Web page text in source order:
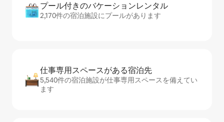
プール付きのバ⁠ケ⁠ー⁠シ⁠ョ⁠ンレ⁠ン⁠タ⁠ル
2,170件の宿泊施設にプールがあります
仕事専用ス⁠ペ⁠ー⁠スがあ⁠る宿⁠泊⁠先
5,540件の宿泊施設が仕事専用スペースを備えてい
ます